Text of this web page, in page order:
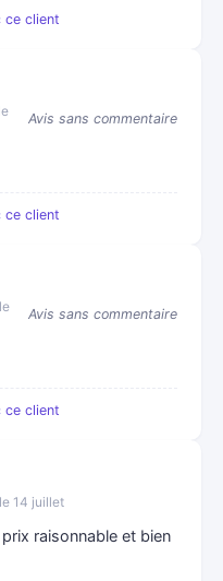
ce client
Avis sans commentaire
ce client
Avis sans commentaire
ce client
14 juillet
raisonnable et bien